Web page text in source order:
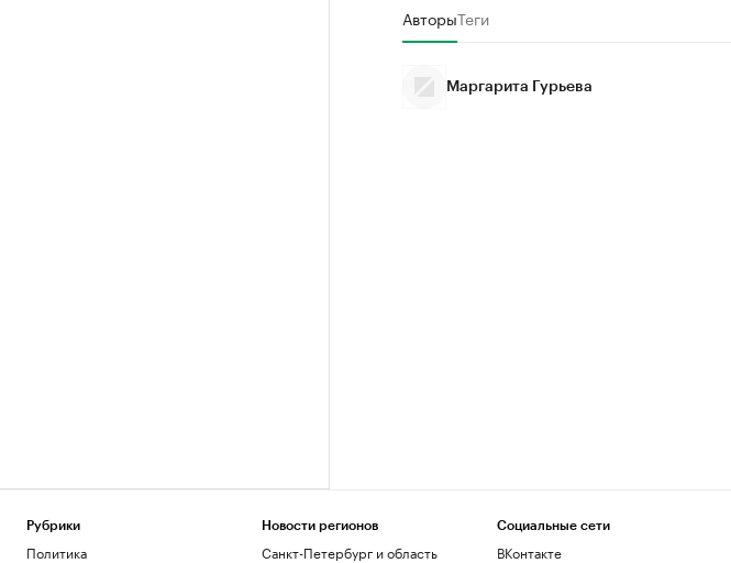
АвторыТеги
Маргарита Гурьева
Рубрики
Политика
Новости регионов
Санкт-Петербург и область
Социальные сети
ВКонтакте